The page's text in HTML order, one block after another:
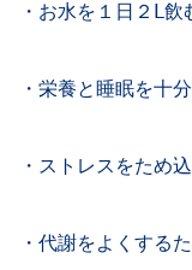
・お水を１日２Ⅼ飲
・栄養と睡眠を十
・ストレスをため
・代謝をよくする